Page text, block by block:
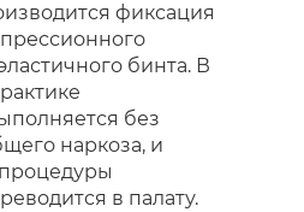
фиксация
бинта. В
без
наркоза, и
в палату.